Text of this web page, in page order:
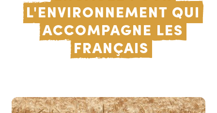
l'environnement qui
accompagne les
Français